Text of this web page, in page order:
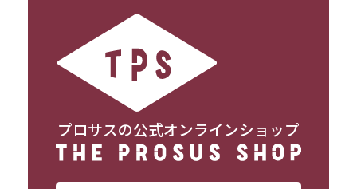
プロサスの公式オンラインショップ